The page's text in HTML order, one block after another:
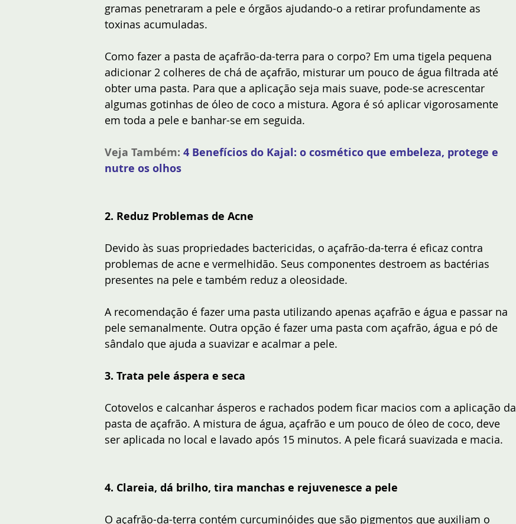
gramas penetraram a pele e órgãos ajudando-o a retirar profundamente as
toxinas acumuladas.
Como fazer a pasta de açafrão-da-terra para o corpo? Em uma tigela pequena
adicionar 2 colheres de chá de açafrão, misturar um pouco de água filtrada até
obter uma pasta. Para que a aplicação seja mais suave, pode-se acrescentar
algumas gotinhas de óleo de coco a mistura. Agora é só aplicar vigorosamente
em toda a pele e banhar-se em seguida.
Veja Também: 4 Benefícios do Kajal: o cosmético que embeleza, protege e
nutre os olhos
2. Reduz Problemas de Acne
Devido às suas propriedades bactericidas, o açafrão-da-terra é eficaz contra
problemas de acne e vermelhidão. Seus componentes destroem as bactérias
presentes na pele e também reduz a oleosidade.
A recomendação é fazer uma pasta utilizando apenas açafrão e água e passar na
pele semanalmente. Outra opção é fazer uma pasta com açafrão, água e pó de
sândalo que ajuda a suavizar e acalmar a pele.
3. Trata pele áspera e seca
Cotovelos e calcanhar ásperos e rachados podem ficar macios com a aplicação da
pasta de açafrão. A mistura de água, açafrão e um pouco de óleo de coco, deve
ser aplicada no local e lavado após 15 minutos. A pele ficará suavizada e macia.
4. Clareia, dá brilho, tira manchas e rejuvenesce a pele
O açafrão-da-terra contém curcuminóides que são pigmentos que auxiliam o